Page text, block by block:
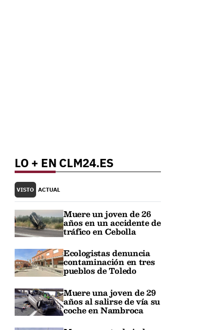
LO + EN CLM24.ES
VISTO ACTUAL
Muere un joven de 26
años en un accidente de
tráfico en Cebolla
Ecologistas denuncia
contaminación en tres
pueblos de Toledo
Muere una joven de 29
años al salirse de vía su
coche en Nambroca